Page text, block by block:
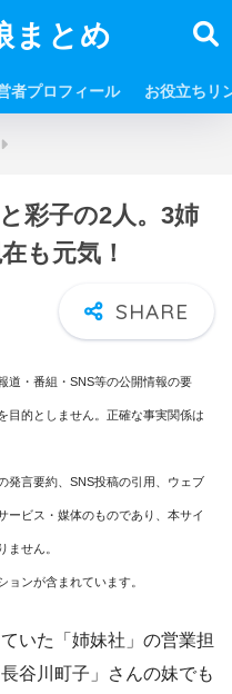
まとめ
者プロフィール お役立ちリ
彩子の2人。3姉
も元気！
道・番組・SNS等の公開情報の要
目的としません。正確な事実関係は
発言要約、SNS投稿の引用、ウェブ
ービス・媒体のものであり、本サイ
ません。
ンが含まれています。
いた「姉妹社」の営業担
谷川町子」さんの妹でも